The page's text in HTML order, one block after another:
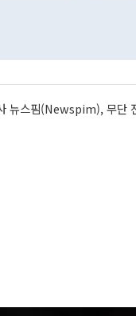
뉴스핌(Newspim), 무단